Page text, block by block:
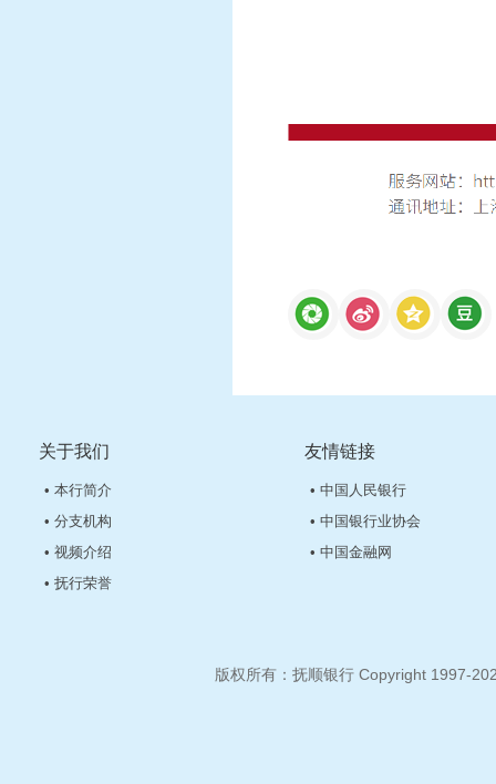
关于我们
• 本行简介
• 分支机构
• 视频介绍
• 抚行荣誉
友情链接
• 中国人民银行
• 中国银行业协会
• 中国金融网
版权所有：抚顺银行 Copyright 1997-